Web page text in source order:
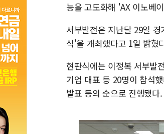
능을 고도화해 'AX 이노베
서부발전은 지난달 29일
식'을 개최했다고 1일 밝혔
현판식에는 이정복 서부발
기업 대표 등 20명이 참석
발표 등의 순으로 진행됐다.